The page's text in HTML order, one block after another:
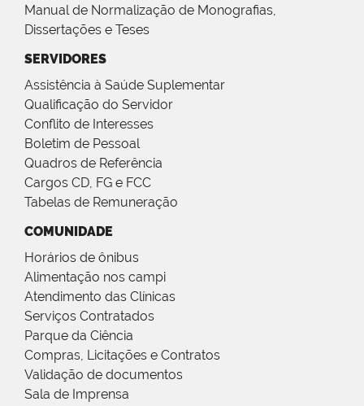
Manual de Normalização de Monografias,
Dissertações e Teses
SERVIDORES
Assistência à Saúde Suplementar
Qualificação do Servidor
Conflito de Interesses
Boletim de Pessoal
Quadros de Referência
Cargos CD, FG e FCC
Tabelas de Remuneração
COMUNIDADE
Horários de ônibus
Alimentação nos campi
Atendimento das Clínicas
Serviços Contratados
Parque da Ciência
Compras, Licitações e Contratos
Validação de documentos
Sala de Imprensa